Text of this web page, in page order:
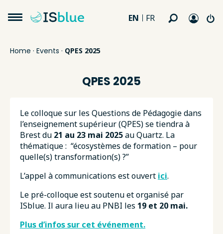
EN FR
Home · Events · QPES 2025
QPES 2025
Le colloque sur les Questions de Pédagogie dans
l’enseignement supérieur (QPES) se tiendra à
Brest du 21 au 23 mai 2025au Quartz. La
thématique : “écosystèmes de formation – pour
quelle(s) transformation(s) ?”
L’appel à communications est ouvert ici.
Le pré-colloque est soutenu et organisé par
ISblue. Il aura lieu au PNBI les 19 et 20 mai.
Plus d’infos sur cet événement.